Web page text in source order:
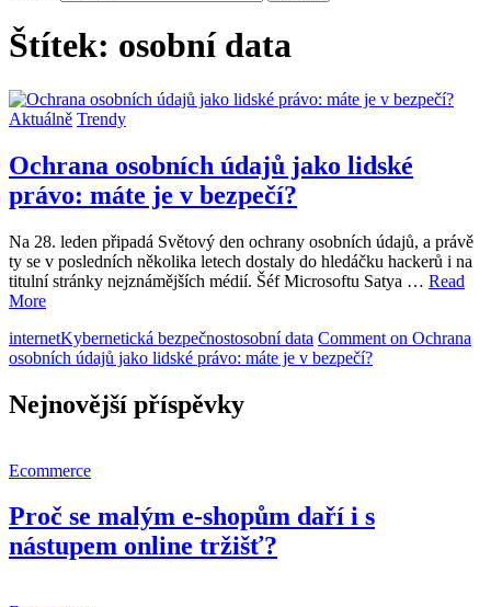
Štítek: osobní data
Aktuálně Trendy
Ochrana osobních údajů jako lidské
právo: máte je v bezpečí?
Na 28. leden připadá Světový den ochrany osobních údajů, a právě
ty se v posledních několika letech dostaly do hledáčku hackerů i na
titulní stránky nejznámějších médií. Šéf Microsoftu Satya … Read
More
internetKybernetická bezpečnostosobní data Comment on Ochrana
osobních údajů jako lidské právo: máte je v bezpečí?
Nejnovější příspěvky
Ecommerce
Proč se malým e-shopům daří i s
nástupem online tržišť?